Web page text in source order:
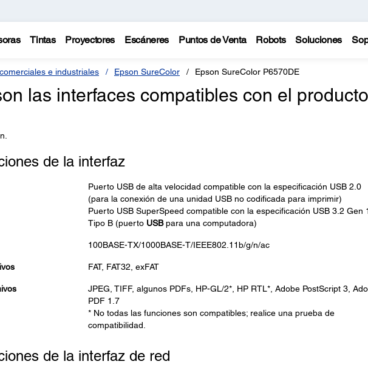
Tintas Proyectores Escáneres Puntos de Venta Robots Soluciones
e industriales Epson SureColor Epson SureColor P6570DE
las interfaces compatibles con el
de la interfaz
Puerto USB de alta velocidad compatible con la especificación USB 2.0
(para la conexión de una unidad USB no codificada para imprimir)
Puerto USB SuperSpeed compatible con la especificación USB 3.2 Gen
Tipo B (puerto USBpara una computadora)
100BASE-TX/1000BASE-T/IEEE802.11b/g/n/ac
FAT, FAT32, exFAT
JPEG, TIFF, algunos PDFs, HP-GL/2*, HP RTL*, Adobe PostScript 3,
PDF 1.7
* No todas las funciones son compatibles; realice una prueba de
compatibilidad.
de la interfaz de red